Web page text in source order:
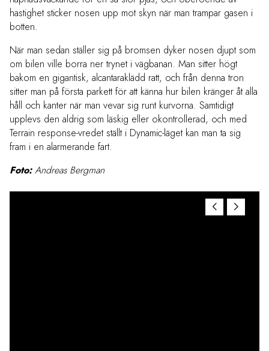
hastighet sticker nosen upp mot skyn när man trampar gasen i
botten.
När man sedan ställer sig på bromsen dyker nosen djupt som
om bilen ville borra ner trynet i vägbanan. Man sitter högt
bakom en gigantisk, alcantaraklädd ratt, och från denna tron
sitter man på första parkett för att känna hur bilen kränger åt alla
håll och kanter när man vevar sig runt kurvorna. Samtidigt
upplevs den aldrig som läskig eller okontrollerad, och med
Terrain response-vredet ställt i Dynamic-läget kan man ta sig
fram i en alarmerande fart.
Foto:Andreas Bergman